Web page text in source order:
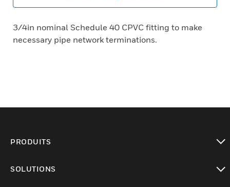
3/4in nominal Schedule 40 CPVC fitting to make
necessary pipe network terminations.
PRODUITS
SOLUTIONS